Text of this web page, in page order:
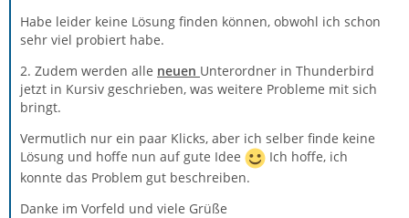
Habe leider keine Lösung finden können, obwohl ich schon
sehr viel probiert habe.
2. Zudem werden alle neuen Unterordner in Thunderbird
jetzt in Kursiv geschrieben, was weitere Probleme mit sich
bringt.
Vermutlich nur ein paar Klicks, aber ich selber finde keine
Lösung und hoffe nun auf gute Idee
Ich hoffe, ich
konnte das Problem gut beschreiben.
Danke im Vorfeld und viele Grüße